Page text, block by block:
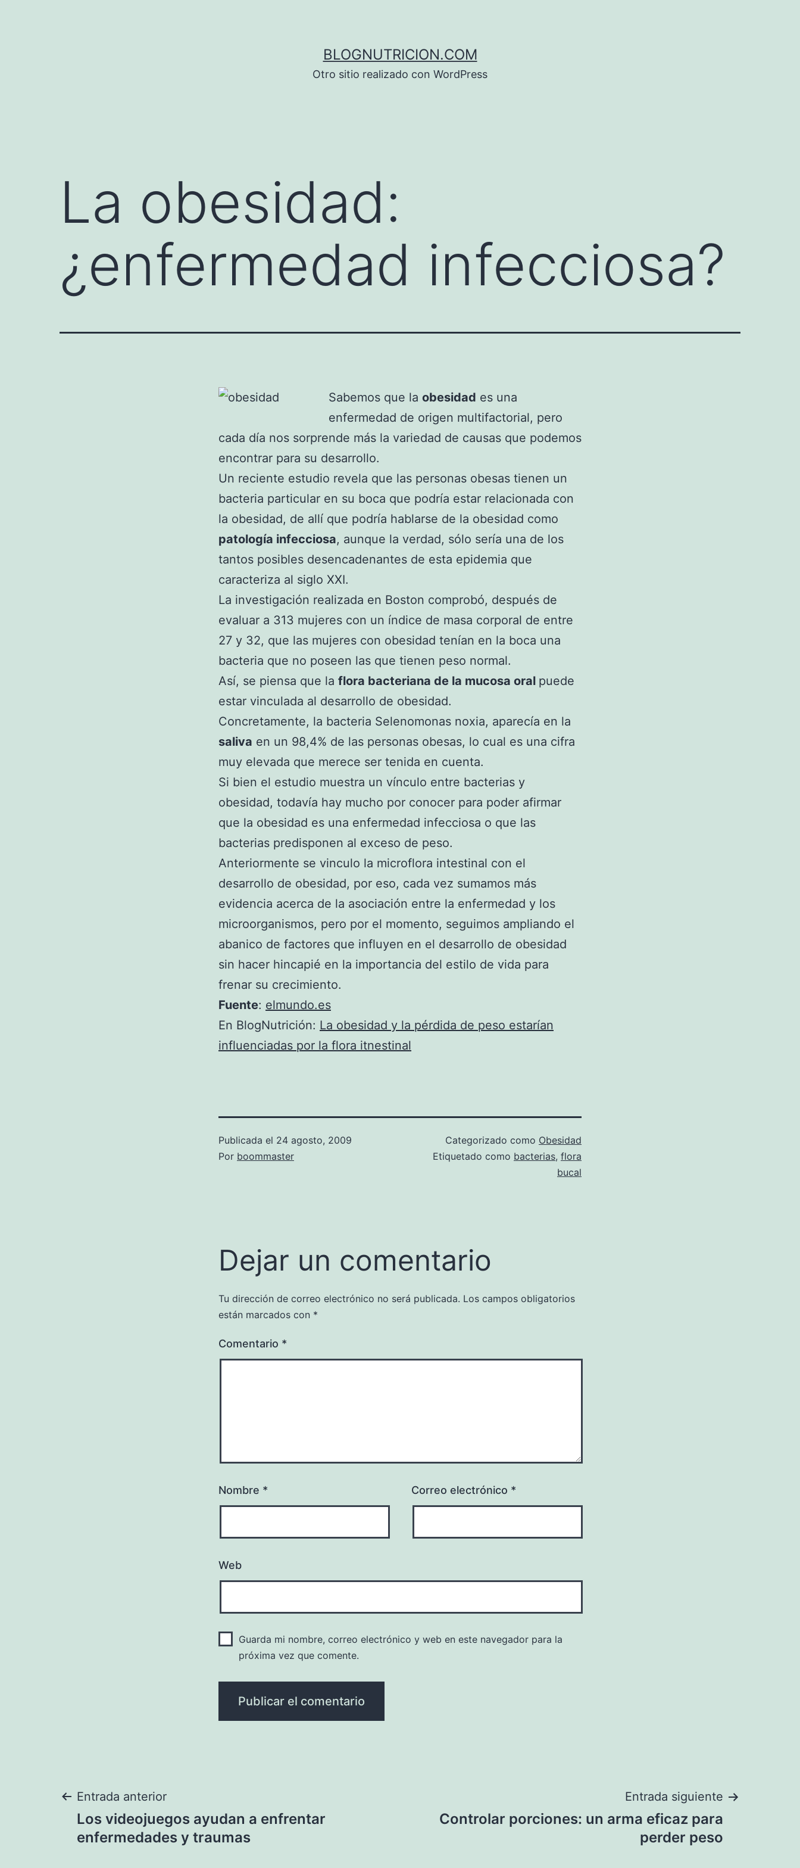
BLOGNUTRICION.COM
Otro sitio realizado con WordPress
La obesidad:
¿enfermedad infecciosa?
Sabemos que la obesidad es una
enfermedad de origen multifactorial, pero
cada día nos sorprende más la variedad de causas que podemos
encontrar para su desarrollo.
Un reciente estudio revela que las personas obesas tienen un
bacteria particular en su boca que podría estar relacionada con
la obesidad, de allí que podría hablarse de la obesidad como
patología infecciosa, aunque la verdad, sólo sería una de los
tantos posibles desencadenantes de esta epidemia que
caracteriza al siglo XXI.
La investigación realizada en Boston comprobó, después de
evaluar a 313 mujeres con un índice de masa corporal de entre
27 y 32, que las mujeres con obesidad tenían en la boca una
bacteria que no poseen las que tienen peso normal.
Así, se piensa que la flora bacteriana de la mucosa oral puede
estar vinculada al desarrollo de obesidad.
Concretamente, la bacteria Selenomonas noxia, aparecía en la
saliva en un 98,4% de las personas obesas, lo cual es una cifra
muy elevada que merece ser tenida en cuenta.
Si bien el estudio muestra un vínculo entre bacterias y
obesidad, todavía hay mucho por conocer para poder afirmar
que la obesidad es una enfermedad infecciosa o que las
bacterias predisponen al exceso de peso.
Anteriormente se vinculo la microflora intestinal con el
desarrollo de obesidad, por eso, cada vez sumamos más
evidencia acerca de la asociación entre la enfermedad y los
microorganismos, pero por el momento, seguimos ampliando el
abanico de factores que influyen en el desarrollo de obesidad
sin hacer hincapié en la importancia del estilo de vida para
frenar su crecimiento.
Fuente: elmundo.es
En BlogNutrición: La obesidad y la pérdida de peso estarían
influenciadas por la flora itnestinal
Publicada el 24 agosto, 2009
Por boommaster
Categorizado como Obesidad
Etiquetado como bacterias, flora
bucal
Dejar un comentario
Tu dirección de correo electrónico no será publicada. Los campos obligatorios
están marcados con *
Comentario *
Nombre * Correo electrónico *
Web
Guarda mi nombre, correo electrónico y web en este navegador para la
próxima vez que comente.
Navegación
de
Entrada anterior
Los videojuegos ayudan a enfrentar
enfermedades y traumas
Entrada siguiente
Controlar porciones: un arma eficaz para
perder peso